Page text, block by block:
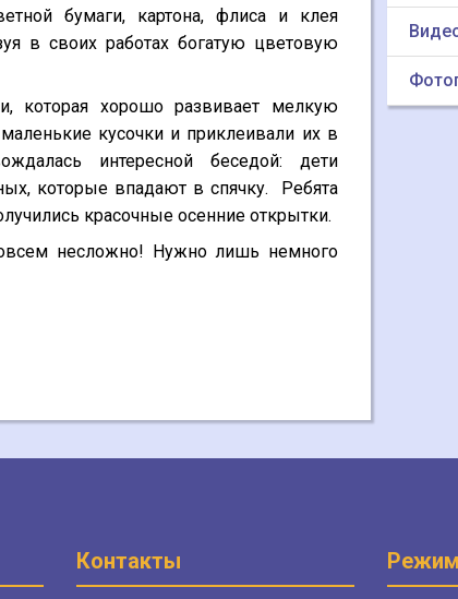
бумаги, картона, флиса и клея
в своих работах богатую цветовую
которая хорошо развивает мелкую
кусочки и приклеивали их в
интересной беседой: дети
которые впадают в спячку.
Ребята
красочные осенние открытки.
несложно! Нужно лишь немного
Контакты